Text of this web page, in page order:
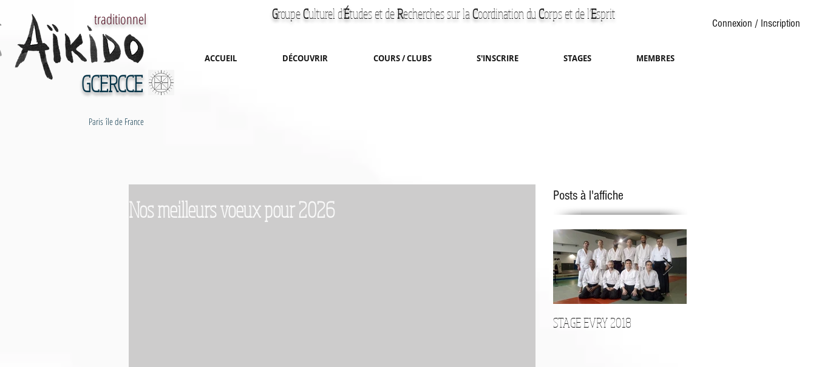
GCERCCE
Paris île de France
traditionnel GroupeCulturel d'Études et deRecherchessur laCoordination duCorps et de l'Esprit
Connexion / Inscription
ACCUEIL DÉCOUVRIR COURS / CLUBS S'INSCRIRE STAGES MEMBRES
Nos meilleurs voeux pour 2026
Posts à l'affiche
STAGE EVRY 2018